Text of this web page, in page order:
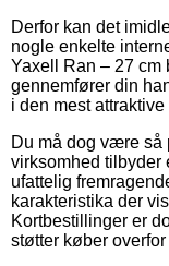
Derfor kan det
nogle enkelte
Yaxell Ran – 27 cm
gennemfører din
i den mest attraktive
Du må dog være så
virksomhed tilbyder
ufattelig
karakteristika der
Kortbestillinger er
støtter køber